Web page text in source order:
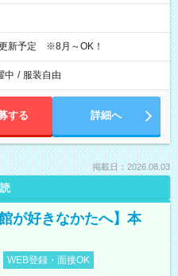
新予定 ※8月～OK！
中 / 服装自由
する 詳細へ
掲載日：2026.08.03
が好きなかたへ】本
WEB登録・面接OK